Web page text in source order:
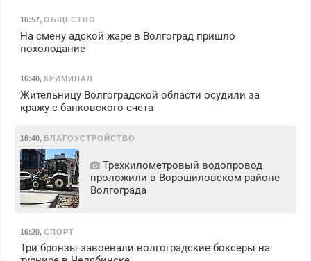
16:57, ОБЩЕСТВО
На смену адской жаре в Волгоград пришло
похолодание
16:40, КРИМИНАЛ
Жительницу Волгоградской области осудили за
кражу с банковского счета
16:40, БЛАГОУСТРОЙСТВО
Трехкилометровый водопровод
проложили в Ворошиловском районе
Волгограда
16:20, СПОРТ
Три бронзы завоевали волгоградские боксеры на